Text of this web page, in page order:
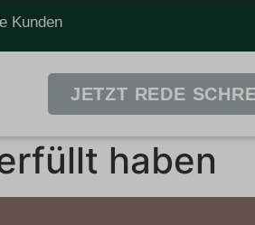
Kunden
JETZT REDE
haben